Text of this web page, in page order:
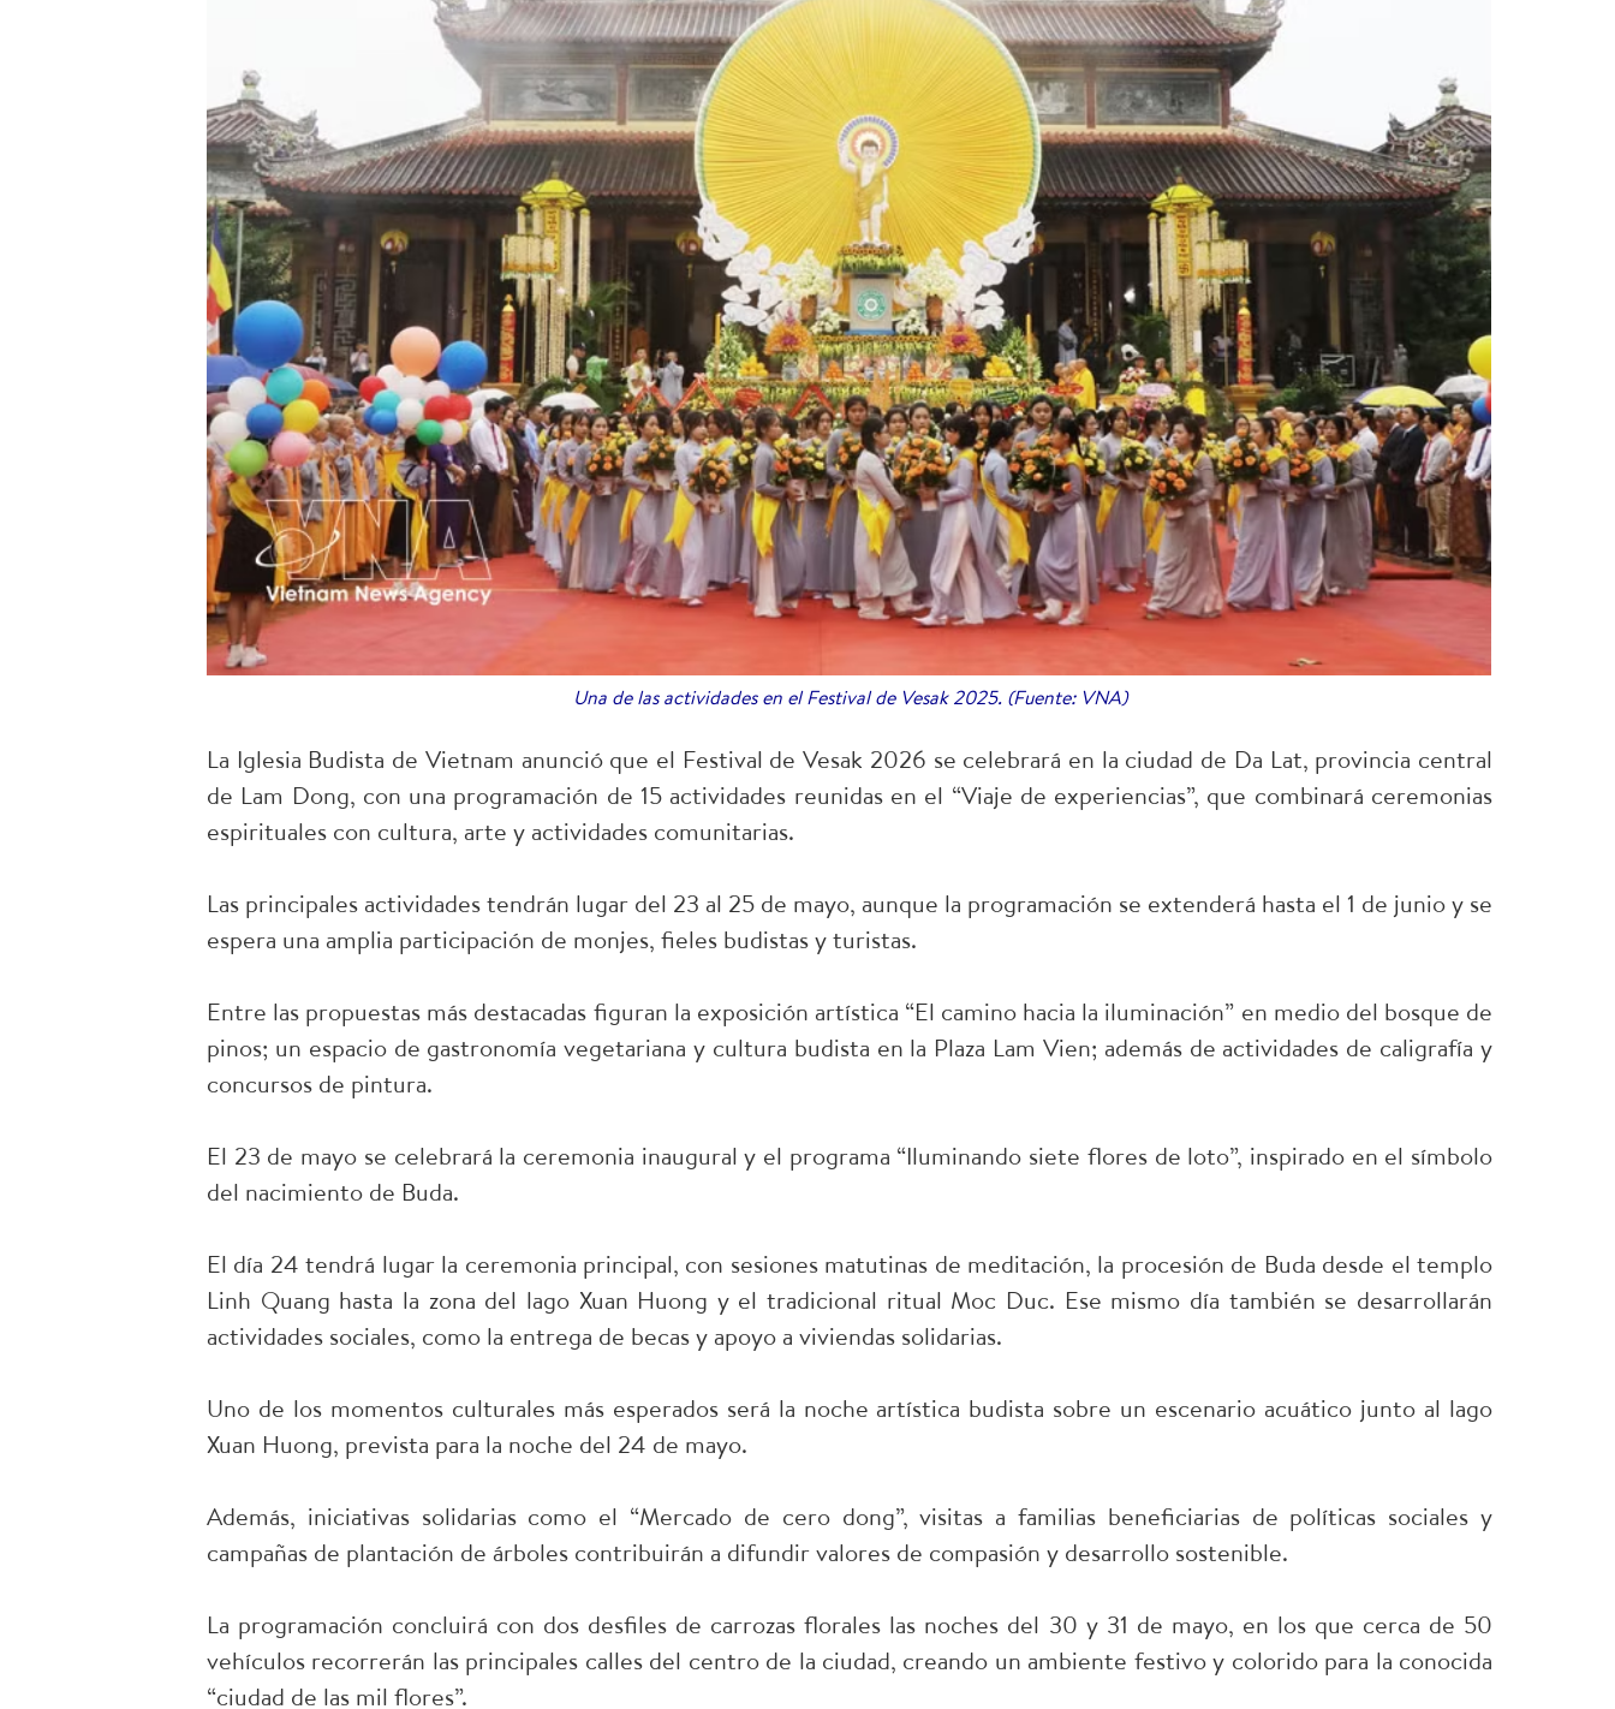
Una de las actividades en el Festival de Vesak 2025. (Fuente: VNA)
La Iglesia Budista de Vietnam anunció que el Festival de Vesak 2026 se celebrará en la ciudad de Da Lat, provincia central
de Lam Dong, con una programación de 15 actividades reunidas en el “Viaje de experiencias”, que combinará ceremonias
espirituales con cultura, arte y actividades comunitarias.
Las principales actividades tendrán lugar del 23 al 25 de mayo, aunque la programación se extenderá hasta el 1 de junio y se
espera una amplia participación de monjes, fieles budistas y turistas.
Entre las propuestas más destacadas figuran la exposición artística “El camino hacia la iluminación” en medio del bosque de
pinos; un espacio de gastronomía vegetariana y cultura budista en la Plaza Lam Vien; además de actividades de caligrafía y
concursos de pintura.
El 23 de mayo se celebrará la ceremonia inaugural y el programa “Iluminando siete flores de loto”, inspirado en el símbolo
del nacimiento de Buda.
El día 24 tendrá lugar la ceremonia principal, con sesiones matutinas de meditación, la procesión de Buda desde el templo
Linh Quang hasta la zona del lago Xuan Huong y el tradicional ritual Moc Duc. Ese mismo día también se desarrollarán
actividades sociales, como la entrega de becas y apoyo a viviendas solidarias.
Uno de los momentos culturales más esperados será la noche artística budista sobre un escenario acuático junto al lago
Xuan Huong, prevista para la noche del 24 de mayo.
Además, iniciativas solidarias como el “Mercado de cero dong”, visitas a familias beneficiarias de políticas sociales y
campañas de plantación de árboles contribuirán a difundir valores de compasión y desarrollo sostenible.
La programación concluirá con dos desfiles de carrozas florales las noches del 30 y 31 de mayo, en los que cerca de 50
vehículos recorrerán las principales calles del centro de la ciudad, creando un ambiente festivo y colorido para la conocida
“ciudad de las mil flores”.